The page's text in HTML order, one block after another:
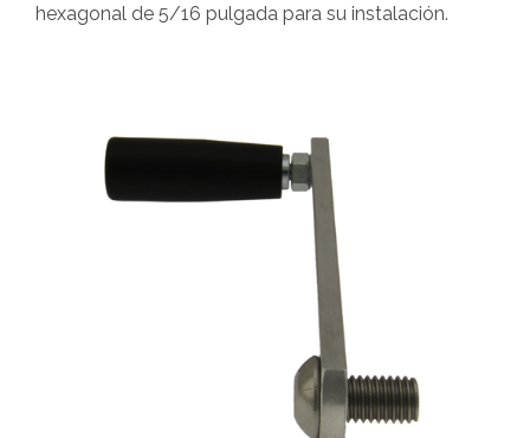
hexagonal de 5/16 pulgada para su instalación.